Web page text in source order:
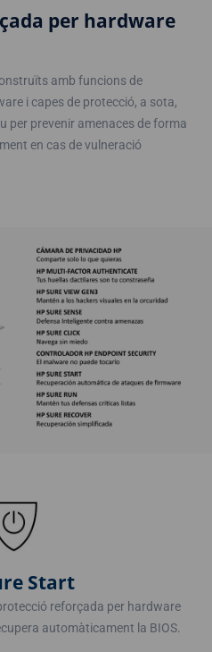
per hardware
amb funcions de
i capes de protecció, a sota,
per prevenir amenaces de forma
en cas de vulneració
Start
reforçada per hardware
automàticament la BIOS.